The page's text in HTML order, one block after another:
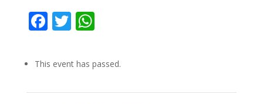
Facebook
Twitter
WhatsApp
This event has passed.